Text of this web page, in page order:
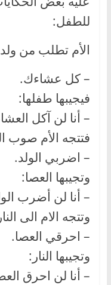
للطفل:
الأم تطلب من
– كل عشاءك.
فيجيبها طفلها:
– أنا لن آكل
فتتجه الأم صوب
– اضربي الولد.
وتجيبها العصا:
– أنا لن أضرب
وتتجه الام الى
– احرقي العصا.
وتجيبها النار:
– أنا لن احرق